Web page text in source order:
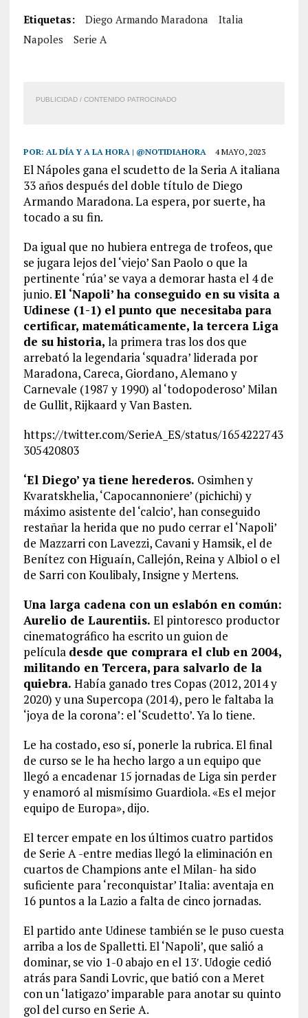
Etiquetas: Diego Armando Maradona
Italia
Napoles
Serie A
PUBLICIDAD / CONTENIDO PATROCINADO
POR: AL DÍA Y A LA HORA | @NOTIDIAHORA 4 MAYO, 2023
El Nápoles gana el scudetto de la Seria A italiana
33 años después del doble título de Diego
Armando Maradona. La espera, por suerte, ha
tocado a su fin.
Da igual que no hubiera entrega de trofeos, que
se jugara lejos del ‘viejo’ San Paolo o que la
pertinente ‘rúa’ se vaya a demorar hasta el 4 de
junio.El ‘Napoli’ ha conseguido en su visita a
Udinese (1-1) el punto que necesitaba para
certificar, matemáticamente, la tercera Liga
de su historia, la primera tras los dos que
arrebató la legendaria ‘squadra’ liderada por
Maradona, Careca, Giordano, Alemano y
Carnevale (1987 y 1990) al ‘todopoderoso’ Milan
de Gullit, Rijkaard y Van Basten.
https://twitter.com/SerieA_ES/status/1654222743
305420803
‘El Diego’ ya tiene herederos. Osimhen y
Kvaratskhelia, ‘Capocannoniere’ (pichichi) y
máximo asistente del ‘calcio’, han conseguido
restañar la herida que no pudo cerrar el ‘Napoli’
de Mazzarri con Lavezzi, Cavani y Hamsik, el de
Benítez con Higuaín, Callejón, Reina y Albiol o el
de Sarri con Koulibaly, Insigne y Mertens.
Una larga cadena con un eslabón en común:
Aurelio de Laurentiis. El pintoresco productor
cinematográfico ha escrito un guion de
película desde que comprara el club en 2004,
militando en Tercera, para salvarlo de la
quiebra. Había ganado tres Copas (2012, 2014 y
2020) y una Supercopa (2014), pero le faltaba la
‘joya de la corona’: el ‘Scudetto’. Ya lo tiene.
Le ha costado, eso sí, ponerle la rubrica. El final
de curso se le ha hecho largo a un equipo que
llegó a encadenar 15 jornadas de Liga sin perder
y enamoró al mismísimo Guardiola. «Es el mejor
equipo de Europa», dijo.
El tercer empate en los últimos cuatro partidos
de Serie A -entre medias llegó la eliminación en
cuartos de Champions ante el Milan- ha sido
suficiente para ‘reconquistar’ Italia: aventaja en
16 puntos a la Lazio a falta de cinco jornadas.
El partido ante Udinese también se le puso cuesta
arriba a los de Spalletti. El ‘Napoli’, que salió a
dominar, se vio 1-0 abajo en el 13′. Udogie cedió
atrás para Sandi Lovric, que batió con a Meret
con un ‘latigazo’ imparable para anotar su quinto
gol del curso en Serie A.